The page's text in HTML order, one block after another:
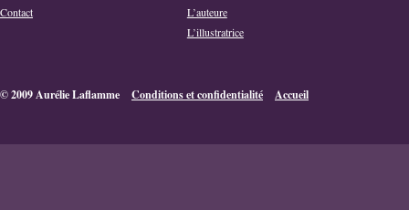
Contact
L’auteure
L’illustratrice
© 2009 Aurélie Laflamme Conditions et confidentialité Accueil